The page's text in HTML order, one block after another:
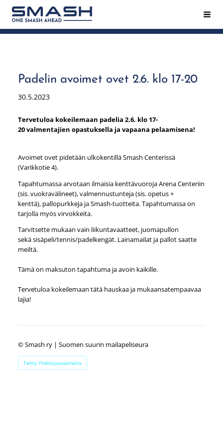
Siirry
sivun
sisältöön
Smash ry - Suomen suurin mailapeliseura
Padelin avoimet ovet 2.6. klo 17-20
30.5.2023
Tervetuloa kokeilemaan padelia 2.6. klo 17-
20 valmentajien opastuksella ja vapaana pelaamisena!
Avoimet ovet pidetään ulkokentillä Smash Centerissä
(Varikkotie 4).
Tapahtumassa arvotaan ilmaisia kenttävuoroja Arena Centeriin
(sis. vuokravälineet), valmennustunteja (sis. opetus +
kenttä), pallopurkkeja ja Smash-tuotteita. Tapahtumassa on
tarjolla myös virvokkeita.
Tarvitsette mukaan vain liikuntavaatteet, juomapullon
sekä sisäpeli/tennis/padelkengät. Lainamailat ja pallot saatte
meiltä.
Tämä on maksuton tapahtuma ja avoin kaikille.
Tervetuloa kokeilemaan tätä hauskaa ja mukaansatempaavaa
lajia!
©Smash ry | Suomen suurin mailapeliseura
Tehty Yhdistysavaimella